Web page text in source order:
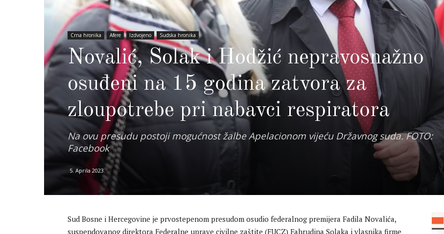
Crna hronika Afere Izdvojeno Sudska hronika
Novalić, Solak i Hodžić nepravosnažno
osuđeni na 15 godina zatvora za
zloupotrebe pri nabavci respiratora
Na ovu presudu postoji mogućnost žalbe Apelacionom vijeću Državnog suda. FOTO:
Facebook
5. Aprila 2023.
Sud Bosne i Hercegovine je prvostepenom presudom osudio federalnog premijera Fadila Novalića,
suspendovanog direktora Federalne uprave civilne zaštite (FUCZ) Fahrudina Solaka i vlasnika firme